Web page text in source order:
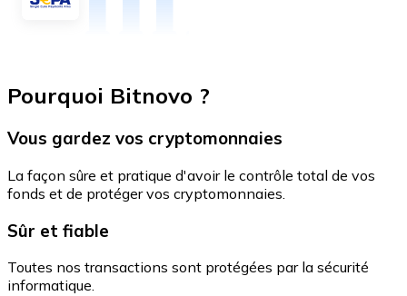
Pourquoi Bitnovo ?
Vous gardez vos cryptomonnaies
La façon sûre et pratique d'avoir le contrôle total de vos
fonds et de protéger vos cryptomonnaies.
Sûr et fiable
Toutes nos transactions sont protégées par la sécurité
informatique.